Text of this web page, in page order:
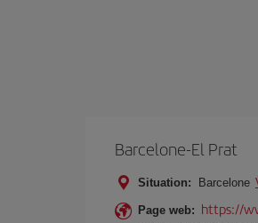
Barcelone-El Prat
Situation: Barcelone
Page web: https://